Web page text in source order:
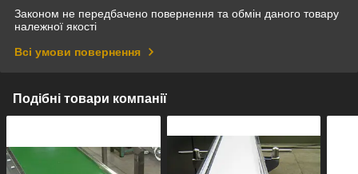
Законом не передбачено повернення та обмін даного товару
належної якості
Всі умови повернення
Подібні товари компанії